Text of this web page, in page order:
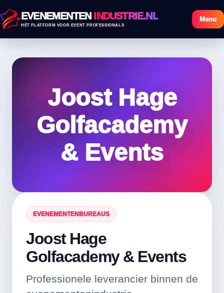
EVENEMENTEN INDUSTRIE.NL
HÉT PLATFORM VOOR EVENT PROFESSIONALS
Menu
Joost Hage
Golfacademy
& Events
EVENEMENTENBUREAUS
Joost Hage
Golfacademy & Events
Professionele leverancier binnen de